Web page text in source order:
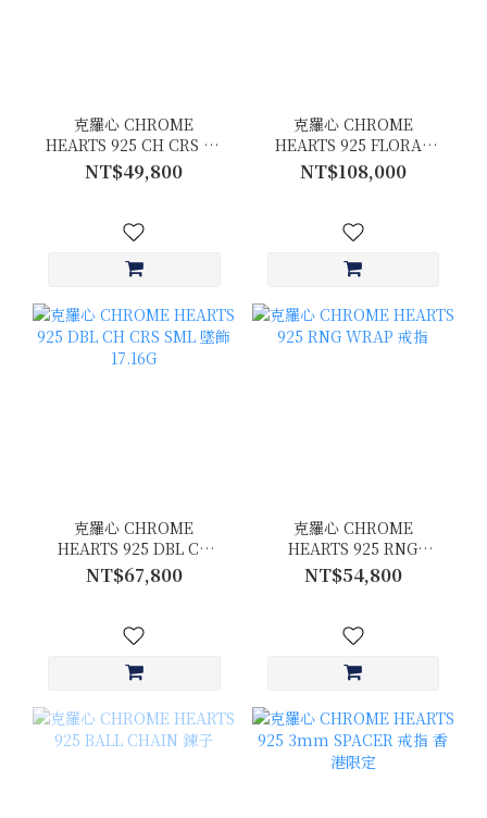
克羅心 CHROME
HEARTS 925 CH CRS LG
墜飾
NT$49,800
克羅心 CHROME
HEARTS 925 FLORAL
CROSS CUFF 大手鐲
NT$108,000
克羅心 CHROME
HEARTS 925 DBL CH
CRS SML 墜飾 17.16G
NT$67,800
克羅心 CHROME
HEARTS 925 RNG
WRAP 戒指
NT$54,800